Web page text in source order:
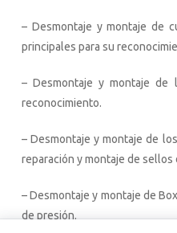
– Desmontaje y montaje de
principales para su
– Desmontaje y montaje de
reconocimiento.
– Desmontaje y montaje de
reparación y montaje de sellos
– Desmontaje y montaje de
de presión.